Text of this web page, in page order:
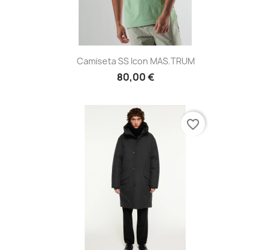
Camiseta SS Icon MAS.TRUM
80,00 €
favorite_border